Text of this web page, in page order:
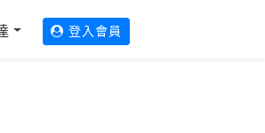
登入會員